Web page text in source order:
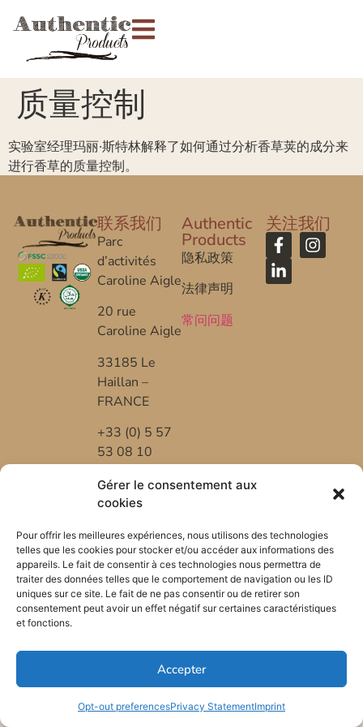
Gérer le consentement aux
cookies
Pour offrir les meilleures expériences, nous utilisons des technologies
telles que les cookies pour stocker et/ou accéder aux informations des
appareils. Le fait de consentir à ces technologies nous permettra de
traiter des données telles que le comportement de navigation ou les ID
uniques sur ce site. Le fait de ne pas consentir ou de retirer son
consentement peut avoir un effet négatif sur certaines caractéristiques
et fonctions.
Accepter
Opt-out preferencesPrivacy StatementImprint
质量控制
实验室经理玛丽·斯特林解释了如何通过分析香草荚的成分来
进行香草的质量控制。
联系我们
Parc
d’activités
Caroline Aigle
20 rue
Caroline Aigle
33185 Le
Haillan –
FRANCE
+33 (0) 5 57
53 08 10
*FR-BIO-01
Authentic
Products
隐私政策
法律声明
常问问题
关注我们